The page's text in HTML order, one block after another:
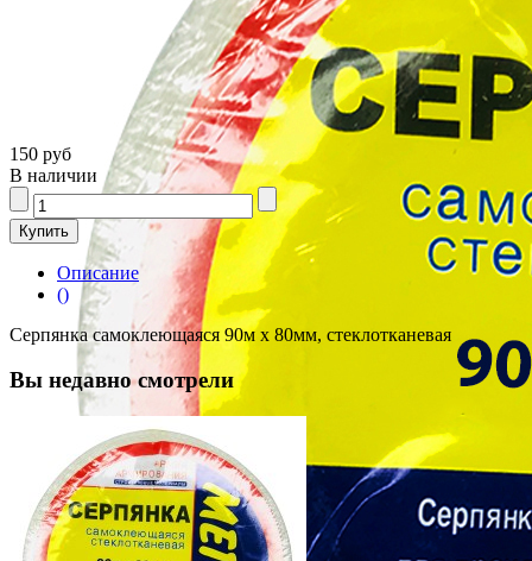
150 руб
В наличии
Описание
()
Серпянка самоклеющаяся 90м х 80мм, стеклотканевая
Вы недавно смотрели